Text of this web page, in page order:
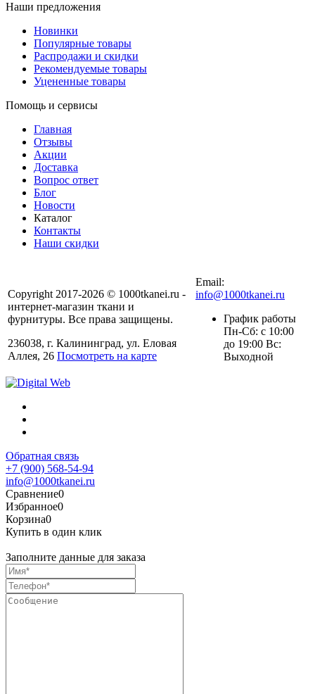
Наши предложения
Новинки
Популярные товары
Распродажи и скидки
Рекомендуемые товары
Уцененные товары
Помощь и сервисы
Главная
Отзывы
Акции
Доставка
Вопрос ответ
Блог
Новости
Каталог
Контакты
Наши скидки
Copyright 2017-2026 © 1000tkanei.ru -
интернет-магазин ткани и
фурнитуры. Все права защищены.
236038, г. Калининград, ул. Еловая
Аллея, 26 Посмотреть на карте
Email:
info@1000tkanei.ru
График работы
Пн-Сб: с 10:00
до 19:00 Вс:
Выходной
Обратная связь
+7 (900) 568-54-94
info@1000tkanei.ru
Сравнение0
Избранное0
Корзина0
Купить в один клик
Заполните данные для заказа